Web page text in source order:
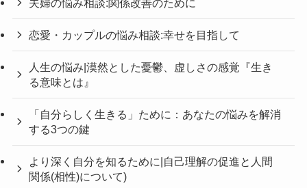
夫婦の悩み相談:関係改善のために
恋愛・カップルの悩み相談:幸せを目指して
人生の悩み|漠然とした憂鬱、虚しさの感覚『生き
る意味とは』
「自分らしく生きる」ために：あなたの悩みを解消
する3つの鍵
より深く自分を知るために|自己理解の促進と人間
関係(相性)について)